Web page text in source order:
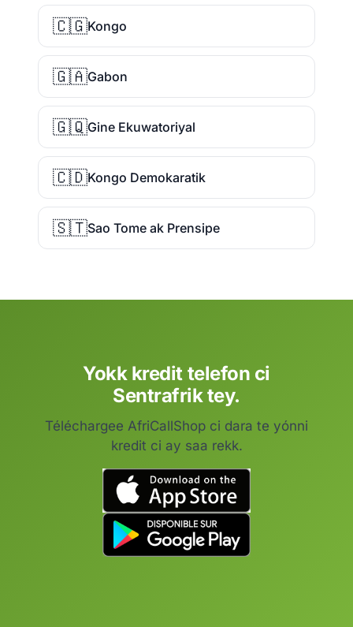
🇨🇬Kongo
🇬🇦Gabon
🇬🇶Gine Ekuwatoriyal
🇨🇩Kongo Demokaratik
🇸🇹Sao Tome ak Prensipe
Yokk kredit telefon ci
Sentrafrik tey.
Téléchargee AfriCallShop ci dara te yónni
kredit ci ay saa rekk.